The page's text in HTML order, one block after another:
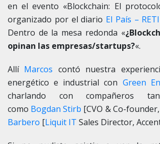
en el evento «Blockchain: El
organizado por el diario El País –
Dentro de la mesa redonda «
opinan las empresas/startups?«.
Allí Marcos contó nuestra
energético e industrial con Green
charlando con compañeros
como Bogdan Stirb [CVO & Co-founder,
Barbero [Liquit IT Sales Director,